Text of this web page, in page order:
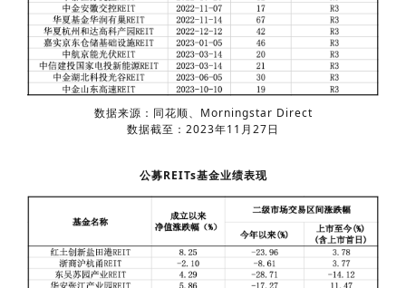
数据来源：同花顺、Morningstar Direct
数据截至：2023年11月27日
公募REITs基金业绩表现